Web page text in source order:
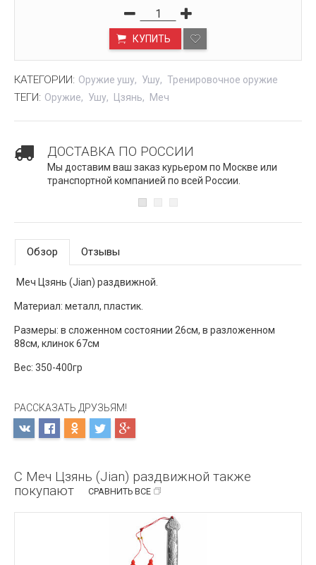
КУПИТЬ
КАТЕГОРИИ: Оружие ушу Ушу Тренировочное оружие
ТЕГИ: Оружие Ушу Цзянь Меч
ДОСТАВКА ПО РОССИИ
Мы доставим ваш заказ курьером по Москве или
транспортной компанией по всей России.
Обзор Отзывы
Меч Цзянь (Jian) раздвижной.
Материал: металл, пластик.
Размеры: в сложенном состоянии 26см, в разложенном
88см, клинок 67см
Вес: 350-400гр
РАССКАЗАТЬ ДРУЗЬЯМ!
С Меч Цзянь (Jian) раздвижной также
покупают
СРАВНИТЬ ВСЕ